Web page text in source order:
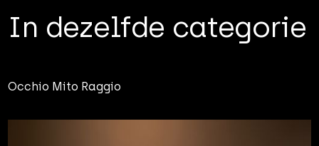
In dezelfde categorie
Occhio Mito Raggio